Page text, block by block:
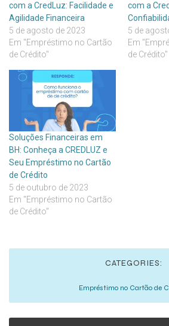
com a CredLuz: Facilidade e
Agilidade Financeira
5 de agosto de 2023
Em "Empréstimo no Cartão
de Crédito"
com a
5 de
Em
de Crédito"
Soluções Financeiras em
BH: Conheça a CREDLUZ e
Seu Empréstimo no Cartão
de Crédito
5 de outubro de 2023
Em "Empréstimo no Cartão
de Crédito"
CATEGORIES:
Empréstimo no Cartão de